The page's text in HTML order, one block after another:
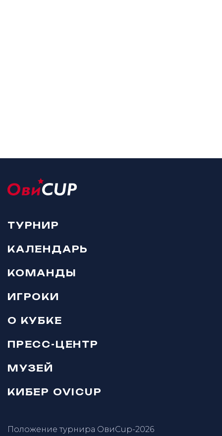
ТУРНИР
КАЛЕНДАРЬ
КОМАНДЫ
ИГРОКИ
О КУБКЕ
ПРЕСС-ЦЕНТР
МУЗЕЙ
КИБЕР OVICUP
Положение турнира ОвиCup-2026